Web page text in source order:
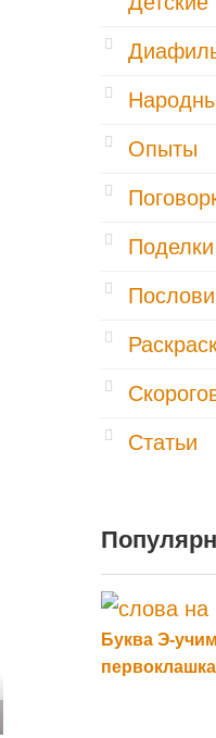
Опыты
Поделки
Статьи
Буква Э-